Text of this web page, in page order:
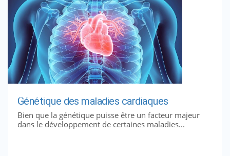
Génétique des maladies cardiaques
Bien que la génétique puisse être un facteur majeur
dans le développement de certaines maladies...